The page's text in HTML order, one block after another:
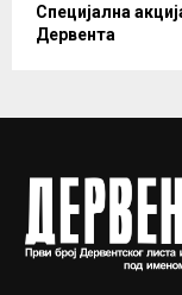
Специјална
Дервента